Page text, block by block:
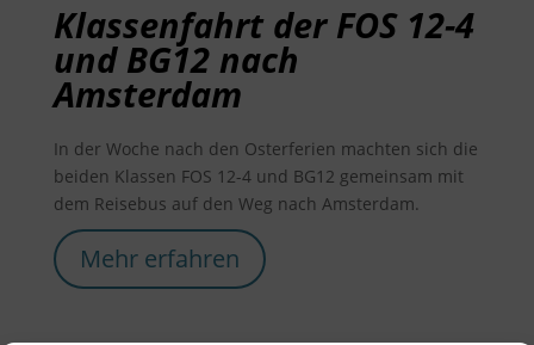
Klassenfahrt der FOS 12-4
und BG12 nach
Amsterdam
In der Woche nach den Osterferien machten sich die
beiden Klassen FOS 12-4 und BG12 gemeinsam mit
dem Reisebus auf den Weg nach Amsterdam.
Mehr erfahren